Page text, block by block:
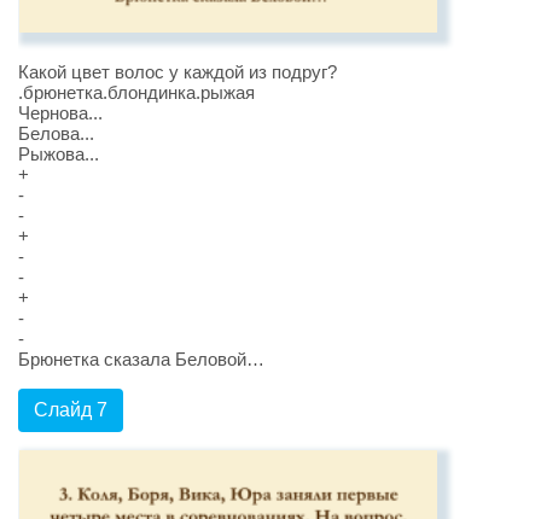
Какой цвет волос у каждой из подруг?
.брюнетка.блондинка.рыжая
Чернова...
Белова...
Рыжова...
+
-
-
+
-
-
+
-
-
Брюнетка сказала Беловой…
Слайд 7